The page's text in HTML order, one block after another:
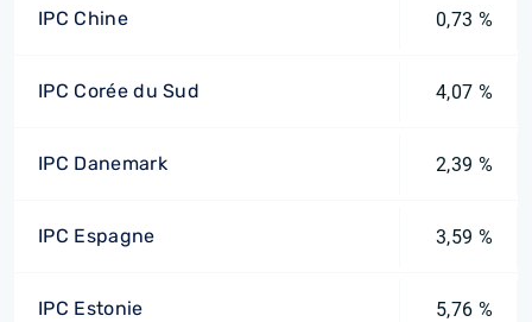
IPC Chine 0,73 %
IPC Corée du Sud 4,07 %
IPC Danemark 2,39 %
IPC Espagne 3,59 %
IPC Estonie 5,76 %